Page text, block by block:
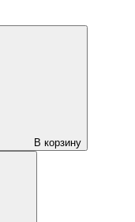
В корзину